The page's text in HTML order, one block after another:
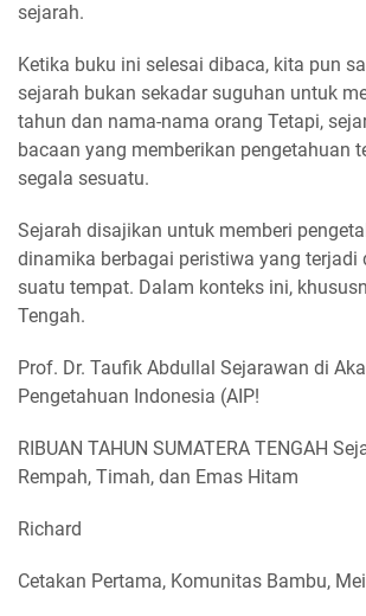
sejarah.
Ketika buku ini selesai dibaca, kita pun
sejarah bukan sekadar suguhan untuk
tahun dan nama-nama orang Tetapi,
bacaan yang memberikan pengetahuan
segala sesuatu.
Sejarah disajikan untuk memberi
dinamika berbagai peristiwa yang terjadi
suatu tempat. Dalam konteks ini,
Tengah.
Prof. Dr. Taufik Abdullal Sejarawan di
Pengetahuan Indonesia (AIP!
RIBUAN TAHUN SUMATERA TENGAH
Rempah, Timah, dan Emas Hitam
Richard
Cetakan Pertama, Komunitas Bambu,